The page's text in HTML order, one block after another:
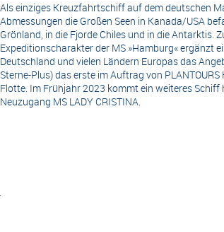
Als einziges Kreuzfahrtschiff auf dem deutschen
Abmessungen die Großen Seen in Kanada/USA
Grönland, in die Fjorde Chiles und in die Antarktis.
Expeditionscharakter der MS »Hamburg« ergänzt
Deutschland und vielen Ländern Europas das
Sterne-Plus) das erste im Auftrag von
Flotte. Im Frühjahr 2023 kommt ein weiteres
Neuzugang MS LADY CRISTINA.